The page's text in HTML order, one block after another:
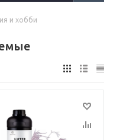
и хобби